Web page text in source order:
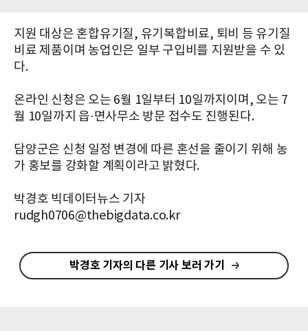
지원 대상은 혼합유기질, 유기복합비료, 퇴비 등 유기질
비료 제품이며 농업인은 일부 구입비를 지원받을 수 있
다.
온라인 신청은 오는 6월 1일부터 10일까지이며, 오는 7
월 10일까지 읍·면사무소 방문 접수도 진행된다.
담양군은 신청 일정 변경에 따른 혼선을 줄이기 위해 농
가 홍보를 강화할 계획이라고 밝혔다.
박경호 빅데이터뉴스 기자
rudgh0706@thebigdata.co.kr
박경호 기자의 다른 기사 보러 가기